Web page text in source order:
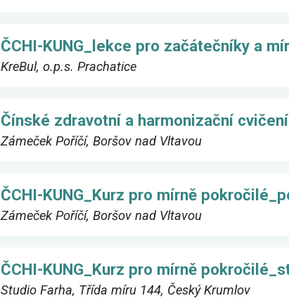
ČCHI-KUNG_lekce pro začátečníky a
KreBul, o.p.s. Prachatice
Čínské zdravotní a harmonizační
Zámeček Poříčí, Boršov nad Vltavou
ČCHI-KUNG_Kurz pro mírně
Zámeček Poříčí, Boršov nad Vltavou
ČCHI-KUNG_Kurz pro mírně
Studio Farha, Třída míru 144, Český Krumlov